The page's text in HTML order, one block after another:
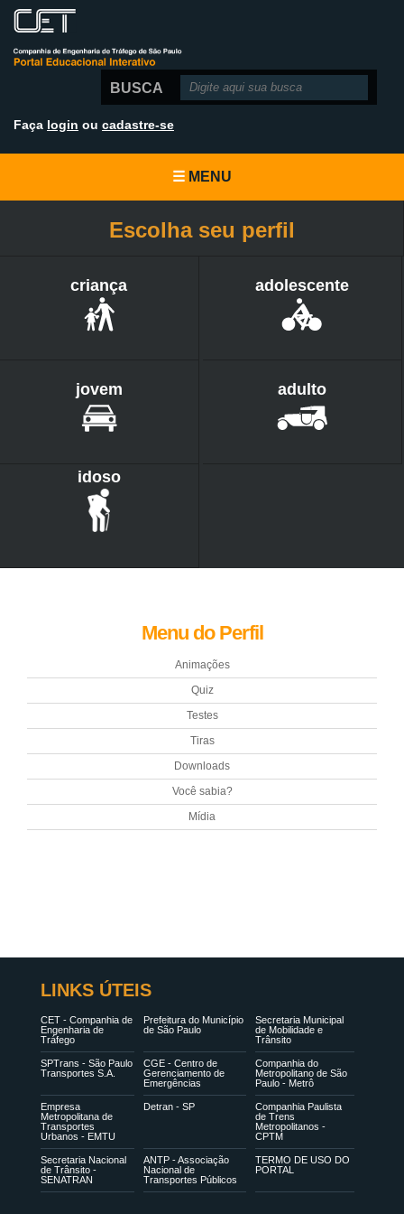
BUSCA
Faça login ou cadastre-se
☰ MENU
Escolha seu perfil
criança adolescente
jovem adulto
idoso
Menu do Perfil
Animações
Quiz
Testes
Tiras
Downloads
Você sabia?
Mídia
LINKS ÚTEIS
CET - Companhia de
Engenharia de
Tráfego
Prefeitura do Município
de São Paulo
Secretaria Municipal
de Mobilidade e
Trânsito
SPTrans - São Paulo
Transportes S.A.
CGE - Centro de
Gerenciamento de
Emergências
Companhia do
Metropolitano de São
Paulo - Metrô
Empresa
Metropolitana de
Transportes
Urbanos - EMTU
Detran - SP
Companhia Paulista
de Trens
Metropolitanos -
CPTM
Secretaria Nacional
de Trânsito -
SENATRAN
ANTP - Associação
Nacional de
Transportes Públicos
TERMO DE USO DO
PORTAL